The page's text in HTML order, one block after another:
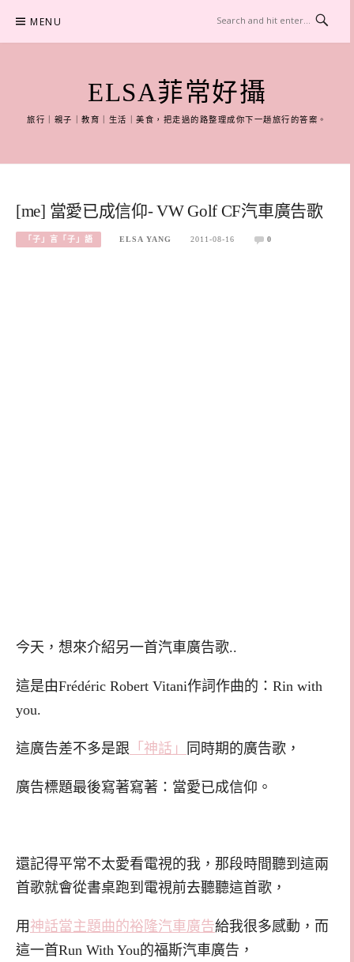
content
MENU
ELSA菲常好攝
旅行｜親子｜教育｜生活｜美食，把走過的路整理成你下一趟旅行的答案。
[me] 當愛已成信仰- VW Golf CF汽車廣告歌
「子」言「子」語 ELSA YANG 2011-08-16 0
今天，想來介紹另一首汽車廣告歌..
這是由Frédéric Robert Vitani作詞作曲的：Rin with
you.
這廣告差不多是跟 「神話」 同時期的廣告歌，
廣告標題最後寫著寫著：當愛已成信仰。
還記得平常不太愛看電視的我，那段時間聽到這兩
首歌就會從書桌跑到電視前去聽聽這首歌，
用 神話當主題曲的裕隆汽車廣告給我很多感動，而
這一首Run With You的福斯汽車廣告，